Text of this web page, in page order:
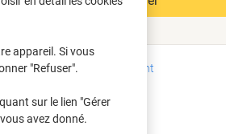
Moyens de paiement
robuste
appareil. Si vous
"Refuser".
sur le lien "Gérer
avez donné.